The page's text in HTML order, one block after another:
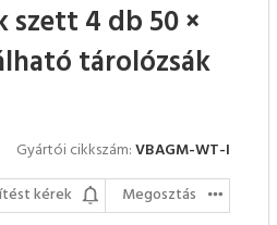
szett 4 db 50 ×
tárolózsák
Gyártói cikkszám:VBAGM-WT-I
kérek
Megosztás